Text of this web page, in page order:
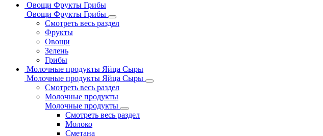
Овощи Фрукты Грибы
Овощи Фрукты Грибы
Смотреть весь раздел
Фрукты
Овощи
Зелень
Грибы
Молочные продукты Яйца Сыры
Молочные продукты Яйца Сыры
Смотреть весь раздел
Молочные продукты
Молочные продукты
Смотреть весь раздел
Молоко
Сметана